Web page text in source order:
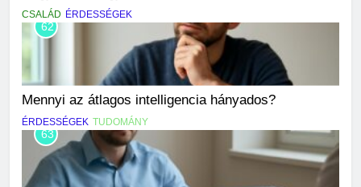
CSALÁD ÉRDESSÉGEK
62
Mennyi az átlagos intelligencia hányados?
ÉRDESSÉGEK TUDOMÁNY
63